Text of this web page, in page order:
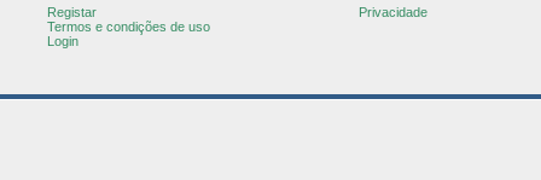
Registar
Termos e condições de uso
Login
Privacidade